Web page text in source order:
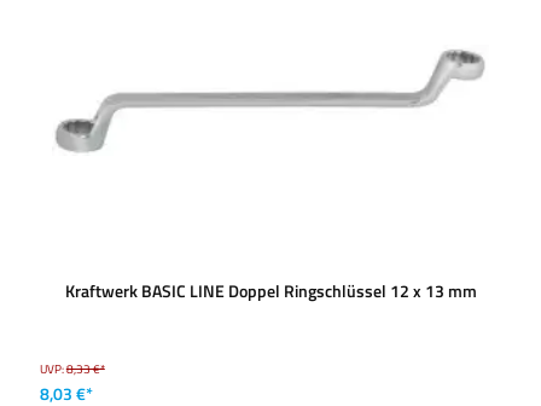
Kraftwerk BASIC LINE Doppel Ringschlüssel 12 x 13 mm
UVP:8,33 €*
8,03 €*